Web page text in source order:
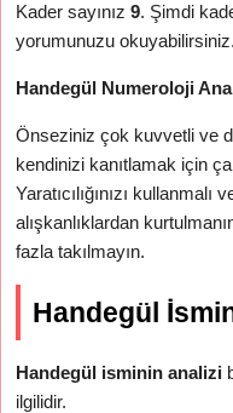
Kader sayınız9. Şimdi
yorumunuzu okuyabilirsiniz.
Handegül Numeroloji
Önseziniz çok kuvvetli ve
kendinizi kanıtlamak için
Yaratıcılığınızı
alışkanlıklardan
fazla takılmayın.
Handegül
Handegül isminin analizi
ilgilidir.